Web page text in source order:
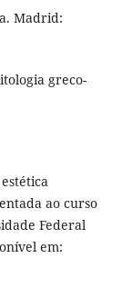
Madrid:
greco-
ao curso
Federal
em: